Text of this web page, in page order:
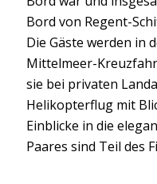
Bord von Regent-
Die Gäste werden in
Mittelmeer-
sie bei privaten
Helikopterflug mit
Einblicke in die
Paares sind Teil des